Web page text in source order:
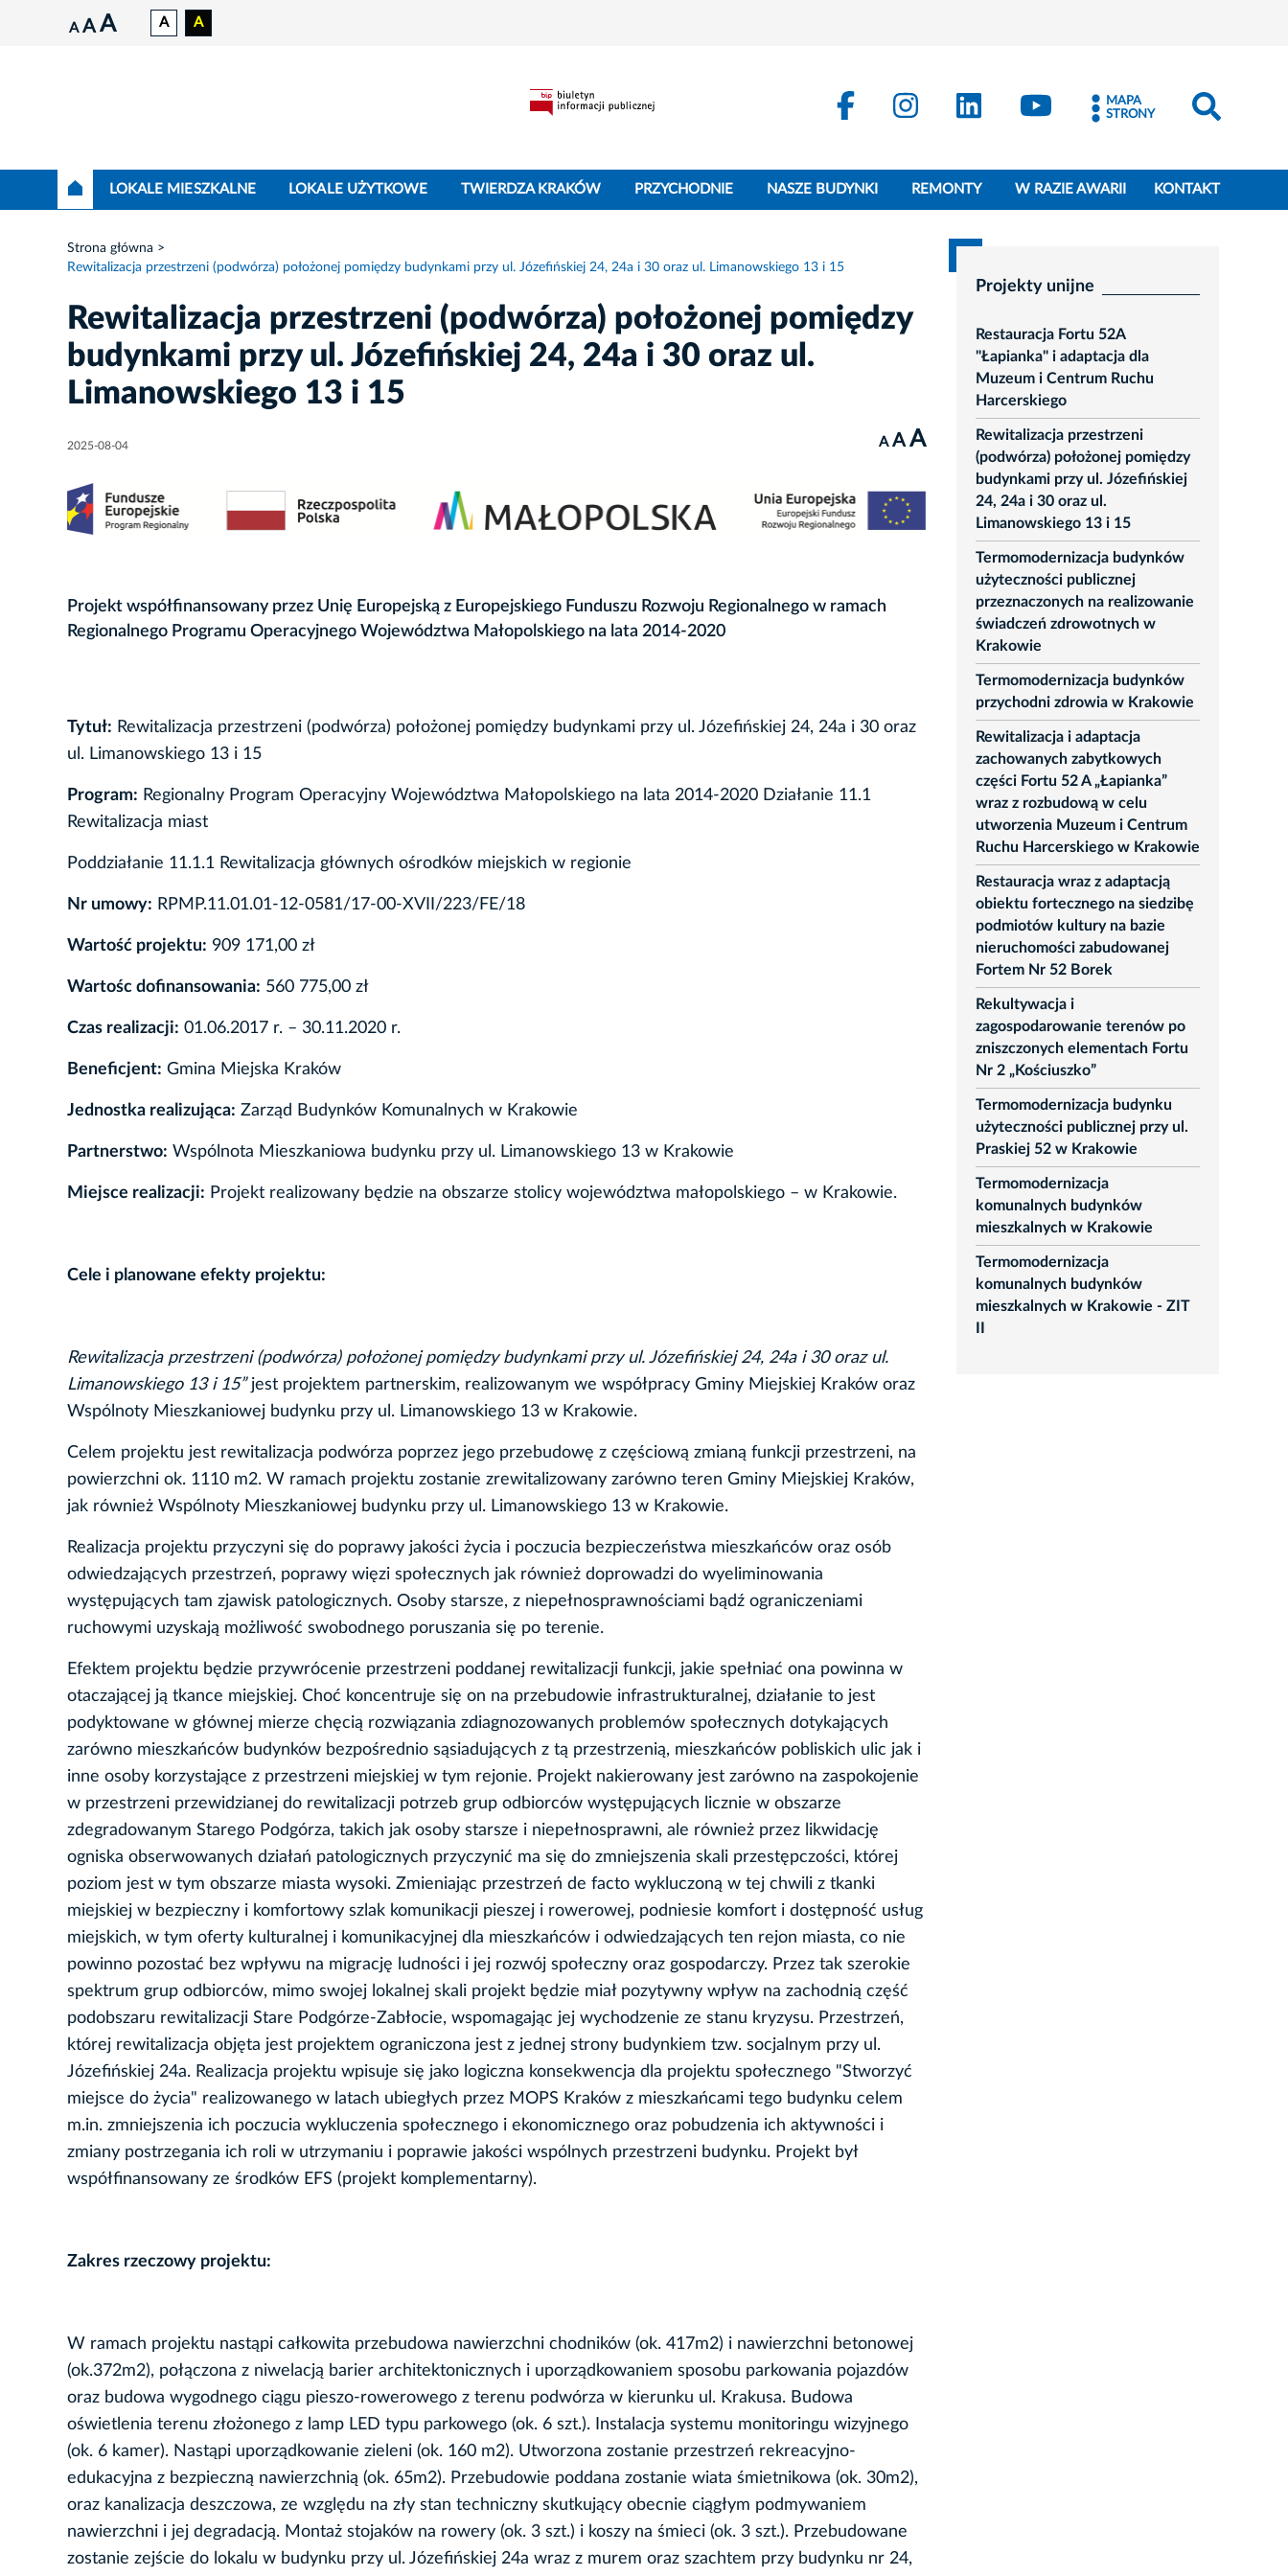
A A A A A
MAPA
STRONY
LOKALE MIESZKALNE LOKALE UŻYTKOWE TWIERDZA KRAKÓW PRZYCHODNIE NASZE BUDYNKI REMONTY W RAZIE AWARII KONTAKT
Strona główna
Rewitalizacja przestrzeni (podwórza) położonej pomiędzy budynkami przy ul. Józefińskiej 24, 24a i 30 oraz ul. Limanowskiego 13 i 15
Rewitalizacja przestrzeni (podwórza) położonej pomiędzy
budynkami przy ul. Józefińskiej 24, 24a i 30 oraz ul.
Limanowskiego 13 i 15
2025-08-04 A A A
Projekt współfinansowany przez Unię Europejską z Europejskiego Funduszu Rozwoju Regionalnego w ramach
Regionalnego Programu Operacyjnego Województwa Małopolskiego na lata 2014-2020
Tytuł: Rewitalizacja przestrzeni (podwórza) położonej pomiędzy budynkami przy ul. Józefińskiej 24, 24a i 30 oraz
ul. Limanowskiego 13 i 15
Program: Regionalny Program Operacyjny Województwa Małopolskiego na lata 2014-2020 Działanie 11.1
Rewitalizacja miast
Poddziałanie 11.1.1 Rewitalizacja głównych ośrodków miejskich w regionie
Nr umowy: RPMP.11.01.01-12-0581/17-00-XVII/223/FE/18
Wartość projektu: 909 171,00 zł
Wartośc dofinansowania: 560 775,00 zł
Czas realizacji: 01.06.2017 r. – 30.11.2020 r.
Beneficjent: Gmina Miejska Kraków
Jednostka realizująca: Zarząd Budynków Komunalnych w Krakowie
Partnerstwo: Wspólnota Mieszkaniowa budynku przy ul. Limanowskiego 13 w Krakowie
Miejsce realizacji: Projekt realizowany będzie na obszarze stolicy województwa małopolskiego – w Krakowie.
Cele i planowane efekty projektu:
Rewitalizacja przestrzeni (podwórza) położonej pomiędzy budynkami przy ul. Józefińskiej 24, 24a i 30 oraz ul.
Limanowskiego 13 i 15” jest projektem partnerskim, realizowanym we współpracy Gminy Miejskiej Kraków oraz
Wspólnoty Mieszkaniowej budynku przy ul. Limanowskiego 13 w Krakowie.
Celem projektu jest rewitalizacja podwórza poprzez jego przebudowę z częściową zmianą funkcji przestrzeni, na
powierzchni ok. 1110 m2. W ramach projektu zostanie zrewitalizowany zarówno teren Gminy Miejskiej Kraków,
jak również Wspólnoty Mieszkaniowej budynku przy ul. Limanowskiego 13 w Krakowie.
Realizacja projektu przyczyni się do poprawy jakości życia i poczucia bezpieczeństwa mieszkańców oraz osób
odwiedzających przestrzeń, poprawy więzi społecznych jak również doprowadzi do wyeliminowania
występujących tam zjawisk patologicznych. Osoby starsze, z niepełnosprawnościami bądź ograniczeniami
ruchowymi uzyskają możliwość swobodnego poruszania się po terenie.
Efektem projektu będzie przywrócenie przestrzeni poddanej rewitalizacji funkcji, jakie spełniać ona powinna w
otaczającej ją tkance miejskiej. Choć koncentruje się on na przebudowie infrastrukturalnej, działanie to jest
podyktowane w głównej mierze chęcią rozwiązania zdiagnozowanych problemów społecznych dotykających
zarówno mieszkańców budynków bezpośrednio sąsiadujących z tą przestrzenią, mieszkańców pobliskich ulic jak i
inne osoby korzystające z przestrzeni miejskiej w tym rejonie. Projekt nakierowany jest zarówno na zaspokojenie
w przestrzeni przewidzianej do rewitalizacji potrzeb grup odbiorców występujących licznie w obszarze
zdegradowanym Starego Podgórza, takich jak osoby starsze i niepełnosprawni, ale również przez likwidację
ogniska obserwowanych działań patologicznych przyczynić ma się do zmniejszenia skali przestępczości, której
poziom jest w tym obszarze miasta wysoki. Zmieniając przestrzeń de facto wykluczoną w tej chwili z tkanki
miejskiej w bezpieczny i komfortowy szlak komunikacji pieszej i rowerowej, podniesie komfort i dostępność usług
miejskich, w tym oferty kulturalnej i komunikacyjnej dla mieszkańców i odwiedzających ten rejon miasta, co nie
powinno pozostać bez wpływu na migrację ludności i jej rozwój społeczny oraz gospodarczy. Przez tak szerokie
spektrum grup odbiorców, mimo swojej lokalnej skali projekt będzie miał pozytywny wpływ na zachodnią część
podobszaru rewitalizacji Stare Podgórze-Zabłocie, wspomagając jej wychodzenie ze stanu kryzysu. Przestrzeń,
której rewitalizacja objęta jest projektem ograniczona jest z jednej strony budynkiem tzw. socjalnym przy ul.
Józefińskiej 24a. Realizacja projektu wpisuje się jako logiczna konsekwencja dla projektu społecznego "Stworzyć
miejsce do życia" realizowanego w latach ubiegłych przez MOPS Kraków z mieszkańcami tego budynku celem
m.in. zmniejszenia ich poczucia wykluczenia społecznego i ekonomicznego oraz pobudzenia ich aktywności i
zmiany postrzegania ich roli w utrzymaniu i poprawie jakości wspólnych przestrzeni budynku. Projekt był
współfinansowany ze środków EFS (projekt komplementarny).
Zakres rzeczowy projektu:
W ramach projektu nastąpi całkowita przebudowa nawierzchni chodników (ok. 417m2) i nawierzchni betonowej
(ok.372m2), połączona z niwelacją barier architektonicznych i uporządkowaniem sposobu parkowania pojazdów
oraz budowa wygodnego ciągu pieszo-rowerowego z terenu podwórza w kierunku ul. Krakusa. Budowa
oświetlenia terenu złożonego z lamp LED typu parkowego (ok. 6 szt.). Instalacja systemu monitoringu wizyjnego
(ok. 6 kamer). Nastąpi uporządkowanie zieleni (ok. 160 m2). Utworzona zostanie przestrzeń rekreacyjno-
edukacyjna z bezpieczną nawierzchnią (ok. 65m2). Przebudowie poddana zostanie wiata śmietnikowa (ok. 30m2),
oraz kanalizacja deszczowa, ze względu na zły stan techniczny skutkujący obecnie ciągłym podmywaniem
nawierzchni i jej degradacją. Montaż stojaków na rowery (ok. 3 szt.) i koszy na śmieci (ok. 3 szt.). Przebudowane
zostanie zejście do lokalu w budynku przy ul. Józefińskiej 24a wraz z murem oraz szachtem przy budynku nr 24,
Projekty unijne
Restauracja Fortu 52A
"Łapianka" i adaptacja dla
Muzeum i Centrum Ruchu
Harcerskiego
Rewitalizacja przestrzeni
(podwórza) położonej pomiędzy
budynkami przy ul. Józefińskiej
24, 24a i 30 oraz ul.
Limanowskiego 13 i 15
Termomodernizacja budynków
użyteczności publicznej
przeznaczonych na realizowanie
świadczeń zdrowotnych w
Krakowie
Termomodernizacja budynków
przychodni zdrowia w Krakowie
Rewitalizacja i adaptacja
zachowanych zabytkowych
części Fortu 52 A „Łapianka”
wraz z rozbudową w celu
utworzenia Muzeum i Centrum
Ruchu Harcerskiego w Krakowie
Restauracja wraz z adaptacją
obiektu fortecznego na siedzibę
podmiotów kultury na bazie
nieruchomości zabudowanej
Fortem Nr 52 Borek
Rekultywacja i
zagospodarowanie terenów po
zniszczonych elementach Fortu
Nr 2 „Kościuszko”
Termomodernizacja budynku
użyteczności publicznej przy ul.
Praskiej 52 w Krakowie
Termomodernizacja
komunalnych budynków
mieszkalnych w Krakowie
Termomodernizacja
komunalnych budynków
mieszkalnych w Krakowie - ZIT